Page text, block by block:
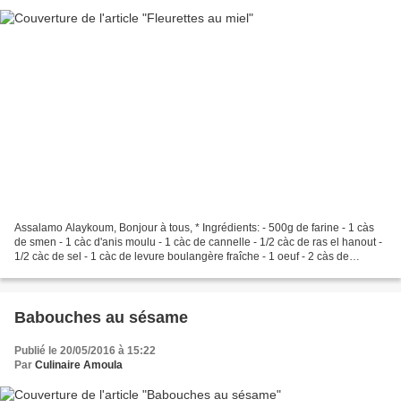
Assalamo Alaykoum, Bonjour à tous, * Ingrédients: - 500g de farine - 1 càs
de smen - 1 càc d'anis moulu - 1 càc de cannelle - 1/2 càc de ras el hanout -
1/2 càc de sel - 1 càc de levure boulangère fraîche - 1 oeuf - 2 càs de
Babouches au sésame
Publié le 20/05/2016 à 15:22
Par Culinaire Amoula